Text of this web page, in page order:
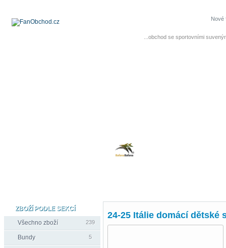
...obchod se sportovními
Nové
ZBOŽÍ PODLE SEKCÍ
Všechno zboží
239
Bundy 5
24-25 Itálie domácí dětské